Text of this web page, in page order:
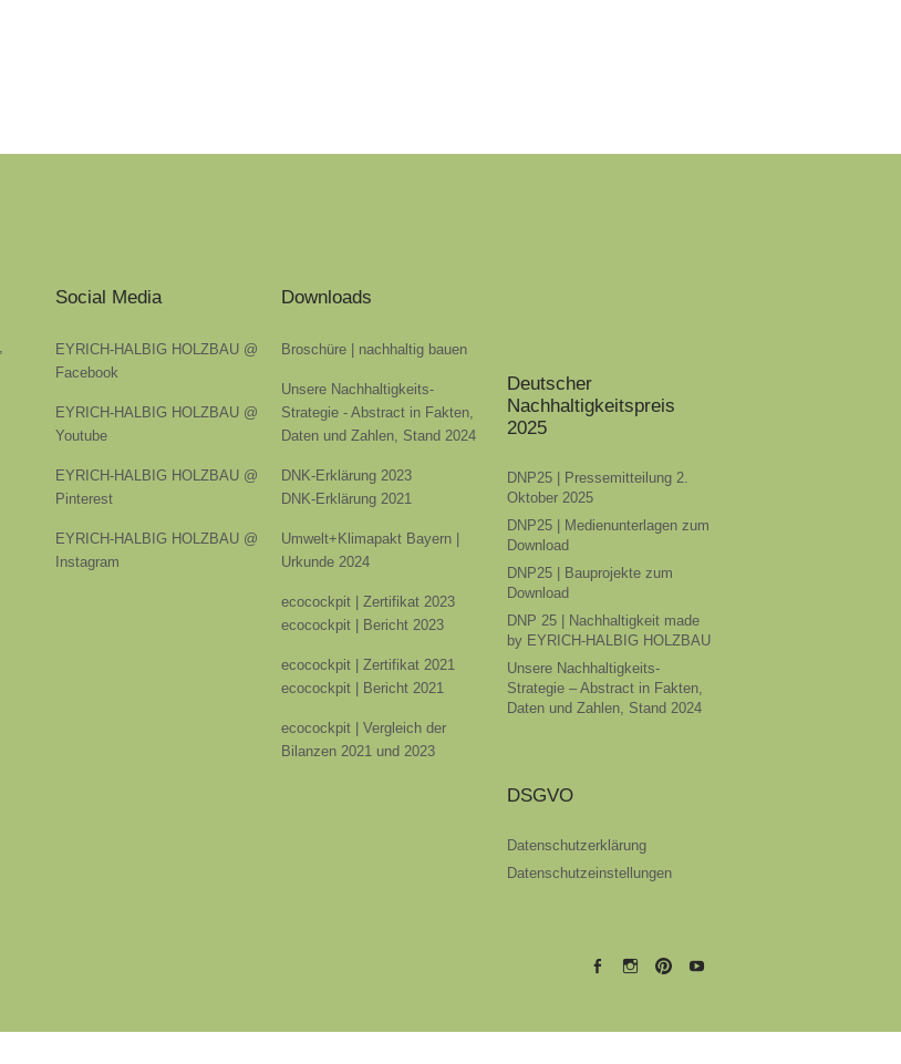
Social Media
EYRICH-HALBIG HOLZBAU @
Facebook
EYRICH-HALBIG HOLZBAU @
Youtube
EYRICH-HALBIG HOLZBAU @
Pinterest
EYRICH-HALBIG HOLZBAU @
Instagram
Downloads
Broschüre | nachhaltig bauen
Unsere Nachhaltigkeits-
Strategie - Abstract in Fakten,
Daten und Zahlen, Stand 2024
DNK-Erklärung 2023
DNK-Erklärung 2021
Umwelt+Klimapakt Bayern |
Urkunde 2024
ecocockpit | Zertifikat 2023
ecocockpit | Bericht 2023
ecocockpit | Zertifikat 2021
ecocockpit | Bericht 2021
ecocockpit | Vergleich der
Bilanzen 2021 und 2023
Deutscher
Nachhaltigkeitspreis
2025
DNP25 | Pressemitteilung 2.
Oktober 2025
DNP25 | Medienunterlagen zum
Download
DNP25 | Bauprojekte zum
Download
DNP 25 | Nachhaltigkeit made
by EYRICH-HALBIG HOLZBAU
Unsere Nachhaltigkeits-
Strategie – Abstract in Fakten,
Daten und Zahlen, Stand 2024
DSGVO
Datenschutzerklärung
Datenschutzeinstellungen
HOLZBAUHOLZBAUHOLZBAUHOLZBAU